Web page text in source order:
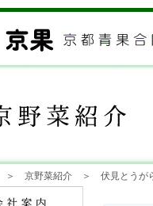
＞ 京野菜紹介 ＞ 伏見とうが